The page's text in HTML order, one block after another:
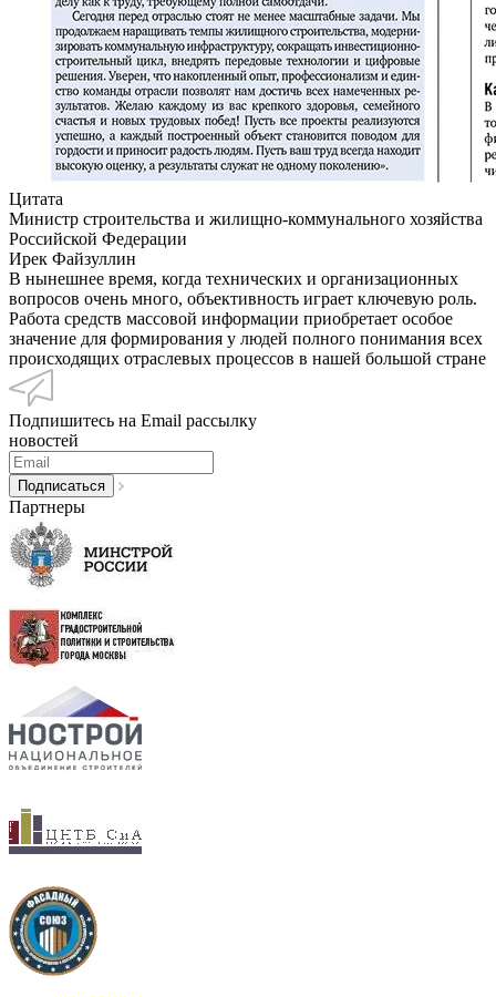
Цитата
Министр строительства и жилищно-коммунального хозяйства
Российской Федерации
Ирек Файзуллин
В нынешнее время, когда технических и организационных
вопросов очень много, объективность играет ключевую роль.
Работа средств массовой информации приобретает особое
значение для формирования у людей полного понимания всех
происходящих отраслевых процессов в нашей большой стране
Подпишитесь на Email рассылку
новостей
Партнеры